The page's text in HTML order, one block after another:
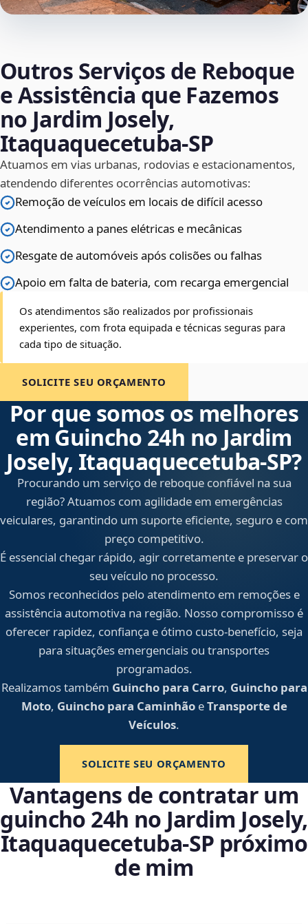
Outros Serviços de Reboque
e Assistência que Fazemos
no Jardim Josely,
Itaquaquecetuba‑SP
Atuamos em vias urbanas, rodovias e estacionamentos,
atendendo diferentes ocorrências automotivas:
Remoção de veículos em locais de difícil acesso
Atendimento a panes elétricas e mecânicas
Resgate de automóveis após colisões ou falhas
Apoio em falta de bateria, com recarga emergencial
Os atendimentos são realizados por profissionais
experientes, com frota equipada e técnicas seguras para
cada tipo de situação.
SOLICITE SEU ORÇAMENTO
Por que somos os melhores
em Guincho 24h no Jardim
Josely, Itaquaquecetuba‑SP?
Procurando um serviço de reboque confiável na sua
região? Atuamos com agilidade em emergências
veiculares, garantindo um suporte eficiente, seguro e com
preço competitivo.
É essencial chegar rápido, agir corretamente e preservar o
seu veículo no processo.
Somos reconhecidos pelo atendimento em remoções e
assistência automotiva na região. Nosso compromisso é
oferecer rapidez, confiança e ótimo custo-benefício, seja
para situações emergenciais ou transportes
programados.
Realizamos também Guincho para Carro, Guincho para
Moto, Guincho para CaminhãoeTransporte de
Veículos.
SOLICITE SEU ORÇAMENTO
Vantagens de contratar um
guincho 24h no Jardim Josely,
Itaquaquecetuba‑SP próximo
de mim